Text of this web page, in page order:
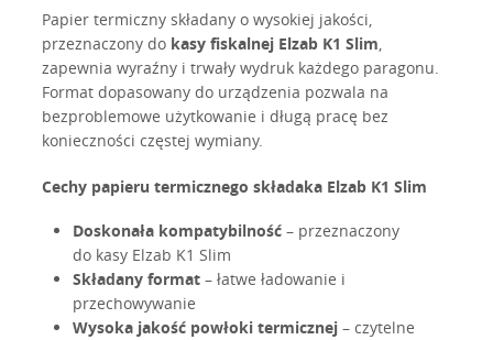
Papier termiczny składany o wysokiej jakości,
przeznaczony do kasy fiskalnej Elzab K1 Slim,
zapewnia wyraźny i trwały wydruk każdego paragonu.
Format dopasowany do urządzenia pozwala na
bezproblemowe użytkowanie i długą pracę bez
konieczności częstej wymiany.
Cechy papieru termicznego składaka Elzab K1 Slim
Doskonała kompatybilność – przeznaczony
do kasy Elzab K1 Slim
Składany format – łatwe ładowanie i
przechowywanie
Wysoka jakość powłoki termicznej – czytelne